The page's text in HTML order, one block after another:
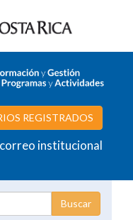
REGISTRADOS
institucional